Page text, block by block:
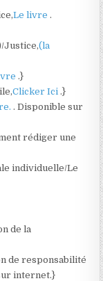
Le livre.
Justice,(la
.}
Clicker Ici.}
. Disponible sur
rédiger une
individuelle/Le
de la
de responsabilité
internet.}